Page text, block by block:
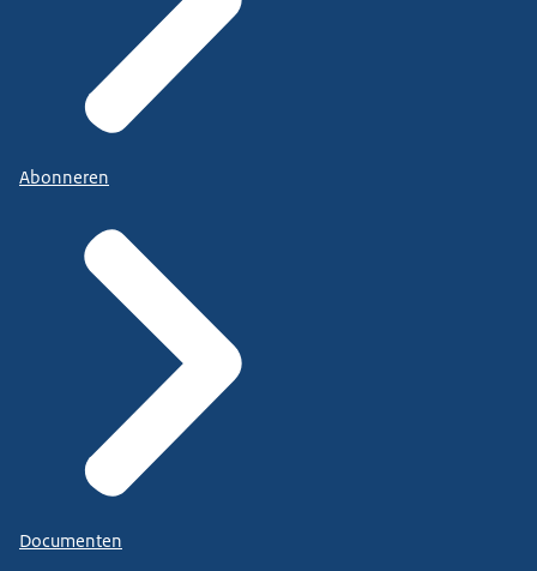
Abonneren
Documenten